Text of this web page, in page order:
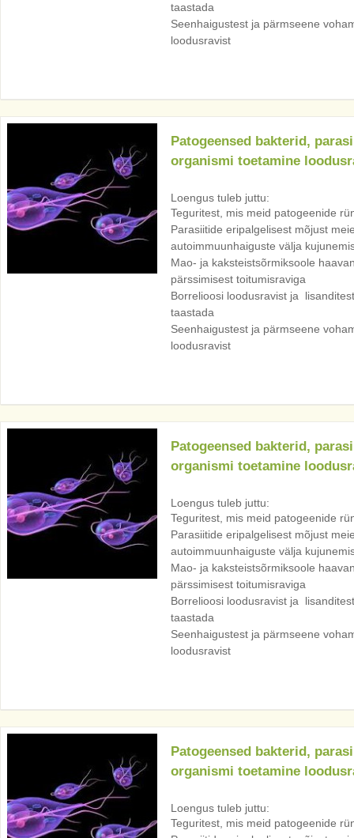
taastada
Seenhaigustest ja pärmseene
loodusravist
Patogeensed bakterid,
organismi toetamine
Loengus tuleb juttu:
Teguritest, mis meid patogeenide
Parasiitide eripalgelisest mõjust
autoimmuunhaiguste välja
Mao- ja kaksteistsõrmiksoole
pärssimisest toitumisraviga
Borrelioosi loodusravist ja
taastada
Seenhaigustest ja pärmseene
loodusravist
Patogeensed bakterid,
organismi toetamine
Loengus tuleb juttu:
Teguritest, mis meid patogeenide
Parasiitide eripalgelisest mõjust
autoimmuunhaiguste välja
Mao- ja kaksteistsõrmiksoole
pärssimisest toitumisraviga
Borrelioosi loodusravist ja
taastada
Seenhaigustest ja pärmseene
loodusravist
Patogeensed bakterid,
organismi toetamine
Loengus tuleb juttu:
Teguritest, mis meid patogeenide